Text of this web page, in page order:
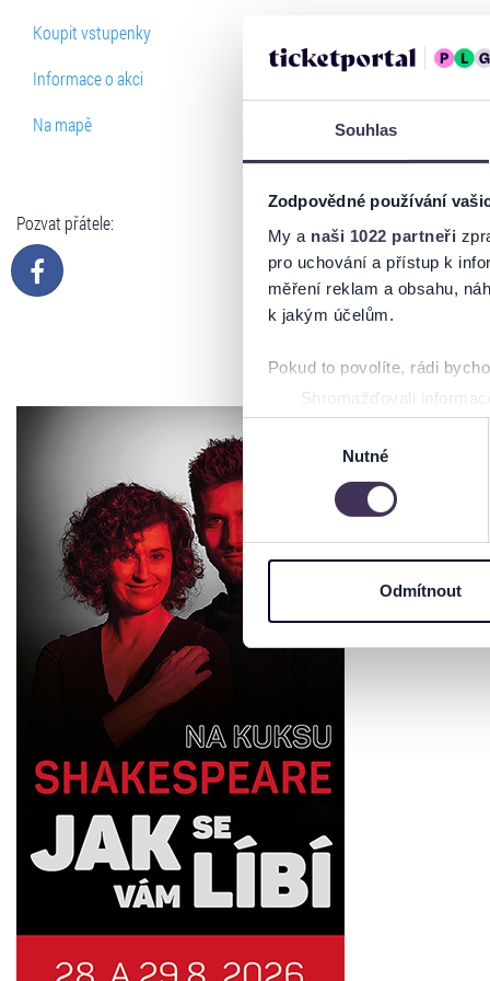
Souhlas
Zodpovědné používání
My a naši 1022 partneři
pro uchování a přístup k
měření reklam a obsahu,
k jakým účelům.
Pokud to povolíte, rádi
Shromažďovali
Identifikovali vaše
Zjistěte více o tom, jak
můžete kdykoliv změnit
informace o vašem zařízení
osobní údaje. Získané
souhlasu
Nutné
Odmítnout
Koupit vstupenky
Informace o akci
Na mapě
Pozvat přátele: